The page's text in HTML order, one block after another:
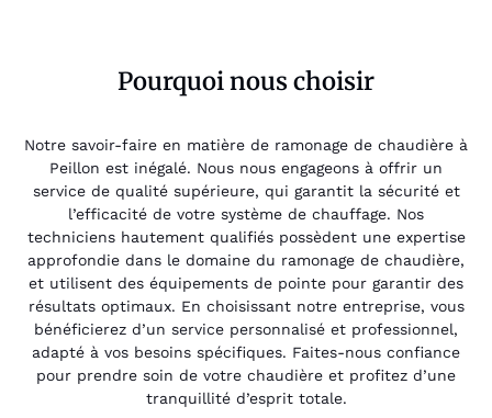
Pourquoi nous choisir
Notre savoir-faire en matière de ramonage de chaudière à
Peillon est inégalé. Nous nous engageons à offrir un
service de qualité supérieure, qui garantit la sécurité et
l’efficacité de votre système de chauffage. Nos
techniciens hautement qualifiés possèdent une expertise
approfondie dans le domaine du ramonage de chaudière,
et utilisent des équipements de pointe pour garantir des
résultats optimaux. En choisissant notre entreprise, vous
bénéficierez d’un service personnalisé et professionnel,
adapté à vos besoins spécifiques. Faites-nous confiance
pour prendre soin de votre chaudière et profitez d’une
tranquillité d’esprit totale.